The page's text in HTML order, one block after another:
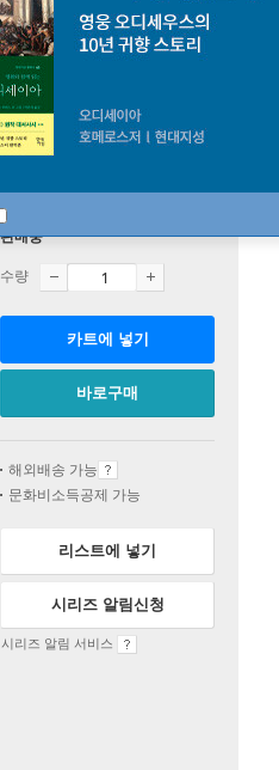
판매중
수량
카트에 넣기
바로구매
해외배송 가능
문화비소득공제 가능
리스트에 넣기
시리즈 알림신청
시리즈 알림 서비스